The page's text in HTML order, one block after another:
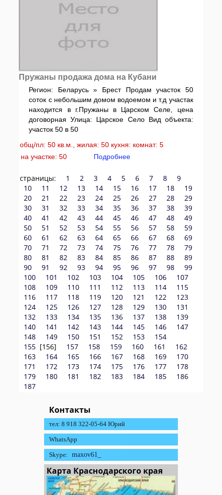
Пружаны продажа дома на Кубани
Регион: Беларусь » Брест Продам участок 50
соток с небольшим домом водоемом и т.д участак
находится в г.Пружаны в Царском Селе, цена
договорная Улица: Царское Село Вид объекта:
участок 50 в 50
общ/пл: 50 кв.м., жилая: 50 кухня: комнат: 5
на участке: 50
Подробнее
страницы: 1 2 3 4 5 6 7 8
9
10
11 12 13 14 15 16 17 18
19
20
21 22 23 24 25 26 27 28
29
30
31 32 33 34 35 36 37 38
39
40
41 42 43 44 45 46 47 48
49
50
51 52 53 54 55 56 57 58
59
60
61 62 63 64 65 66 67 68
69
70
71 72 73 74 75 76 77 78
79
80
81 82 83 84 85 86 87 88
89
90
91 92 93 94 95 96 97 98
99
100
101 102 103 104 105 106
107
108
109 110 111 112 113 114
115
116
117 118 119 120 121 122
123
124
125 126 127 128 129 130
131
132
133 134 135 136 137 138
139
140
141 142 143 144 145 146
147
148
149 150 151 152 153
154
155 [156] 157 158 159 160 161
162
163
164 165 166 167 168 169
170
171
172 173 174 175 176 177
178
179
180 181 182 183 184 185
186
187
Контакты
тел: 8 918 322-05-64 Юрий
WhatsApp
Skype: maxov61_
Карта Краснодарского края